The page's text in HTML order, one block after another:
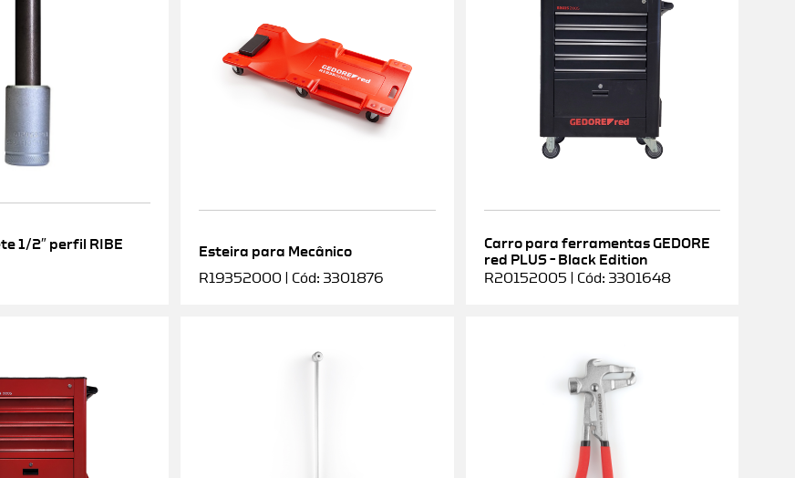
1/2″ perfil RIBE
Esteira para Mecânico
R19352000 | Cód: 3301876
Carro para ferramentas GEDORE
red PLUS – Black Edition
R20152005 | Cód: 3301648